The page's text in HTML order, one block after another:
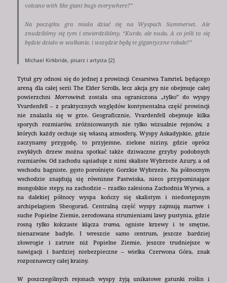
volcano with like giant bugs everywhere?”
Na początku gra miała dziać się na Wyspach Summerset. Ale
znudziliśmy się tym i stwierdziliśmy, “Kurde, ale nuda. A co jeśli to się
będzie działo w wulkanie, i wszędzie będą te gigantyczne robale?”
Michael Kirkbride, pisarz i artysta [2]
Tytuł gry odnosi się do jednej z prowincji Cesarstwa Tamriel, będącego
areną dla całej serii The Elder Scrolls, lecz akcja gry nie obejmuje całej
powierzchni Morrowind; została ona ograniczona „tylko” do wyspy
Vvardenfell – z praktycznych względów kontynentalna część prowincji
nie znalazła się w grze. Geograficznie, Vvardenfell obejmuje kilka
sporych rozmiarów, zróżnicowanych nie tylko wizualnie rejonów, z
których każdy cechuje się własną atmosferą. Wyspy Askadyjskie, gdzie
zaczynamy przygodę, to przyjemne, zielone niziny, gdzie oprócz
zwykłych drzew można spotkać także dziwaczne grzyby podobnych
rozmiarów. Od zachodu sąsiaduje z nimi skaliste Wybrzeże Azury, a od
wschodu bagniste, gęsto porośnięte Gorzkie Wybrzeże. Na północnym
wschodzie znajdują się równinne Pastwiska, nieco przypominające
mongolskie stepy, na zachodzie – rzadko zalesiona Zachodnia Wyrwa, a
na dalekiej północy wyspa kończy się skalistym i niedostępnym
archipelagiem Sheogorad. Centralną część wyspy zajmują martwe i
suche Popielne Ziemie, zerodowana strumieniami lawy pustynia, gdzie
rosną tylko kolczaste kłączatrama, ogniste krzewy i te smętne,
nienazwane badyle. I wreszcie samo centrum, jeszcze bardziej
złowrogie i zatrute niż Popielne Ziemie, jeszcze trudniejsze w
nawigacji i bardziej niebezpieczne – wielka Czerwona Góra, znak
rozpoznawczy całej krainy.
W poszczególnych rejonach wyspy żyją unikatowe gatunki roślin i